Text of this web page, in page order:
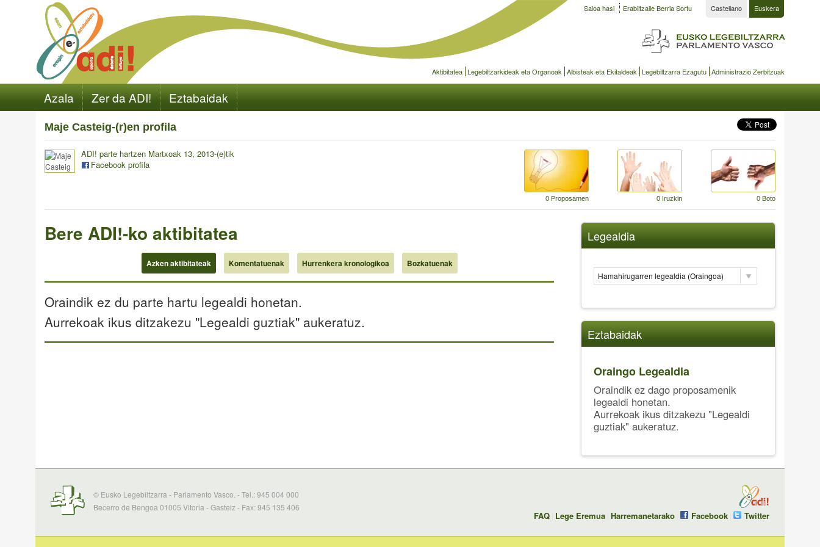
Saioa hasi Erabiltzaile Berria Sortu Castellano Euskera
Aktibitatea Legebiltzarkideak eta Organoak Albisteak eta Ekitaldeak Legebiltzarra Ezagutu Administrazio Zerbitzuak
Azala Zer da ADI! Eztabaidak
Maje Casteig-(r)en profila
ADI! parte hartzen Martxoak 13, 2013-(e)tik
Facebook profila
0 Proposamen 0 Iruzkin 0 Boto
Bere ADI!-ko aktibitatea
Azken aktibitateak Komentatuenak Hurrenkera kronologikoa Bozkatuenak
Oraindik ez du parte hartu legealdi honetan.
Aurrekoak ikus ditzakezu "Legealdi guztiak" aukeratuz.
Legealdia
Hamahirugarren legealdia (Oraingoa)
Eztabaidak
Oraingo Legealdia
Oraindik ez dago proposamenik
legealdi honetan.
Aurrekoak ikus ditzakezu "Legealdi
guztiak" aukeratuz.
© Eusko Legebiltzarra - Parlamento Vasco. - Tel.: 945 004 000
Becerro de Bengoa 01005 Vitoria - Gasteiz - Fax: 945 135 406
FAQ Lege Eremua Harremanetarako Facebook Twitter